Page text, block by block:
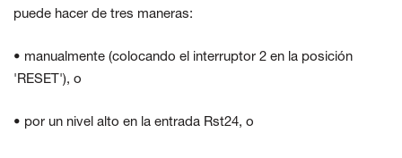
puede hacer de tres maneras:
• manualmente (colocando el interruptor 2 en la posición
'RESET'), o
• por un nivel alto en la entrada Rst24, o